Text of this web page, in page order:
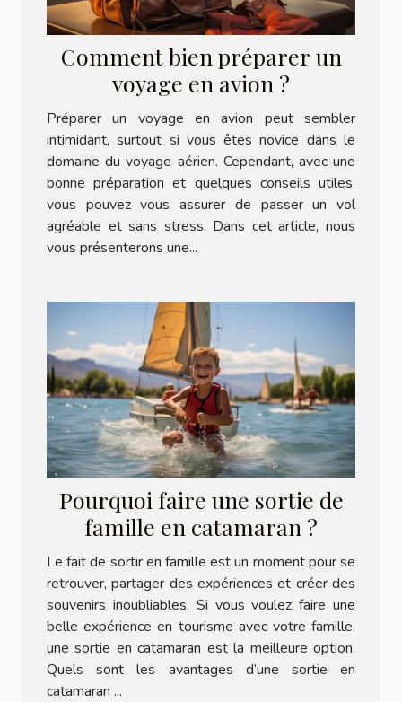
Comment bien préparer un
voyage en avion ?
Préparer un voyage en avion peut sembler
intimidant, surtout si vous êtes novice dans le
domaine du voyage aérien. Cependant, avec une
bonne préparation et quelques conseils utiles,
vous pouvez vous assurer de passer un vol
agréable et sans stress. Dans cet article, nous
vous présenterons une...
Pourquoi faire une sortie de
famille en catamaran ?
Le fait de sortir en famille est un moment pour se
retrouver, partager des expériences et créer des
souvenirs inoubliables. Si vous voulez faire une
belle expérience en tourisme avec votre famille,
une sortie en catamaran est la meilleure option.
Quels sont les avantages d’une sortie en
catamaran ...